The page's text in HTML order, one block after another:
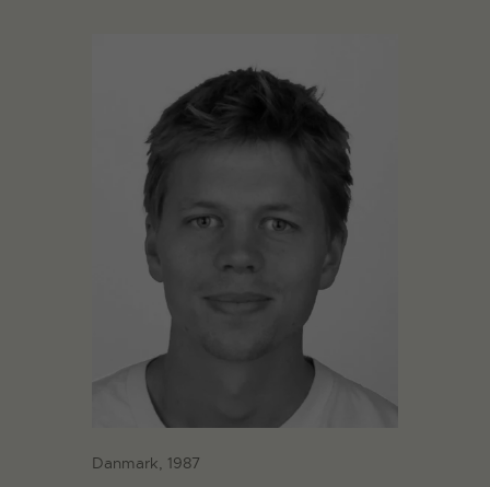
Danmark, 1987